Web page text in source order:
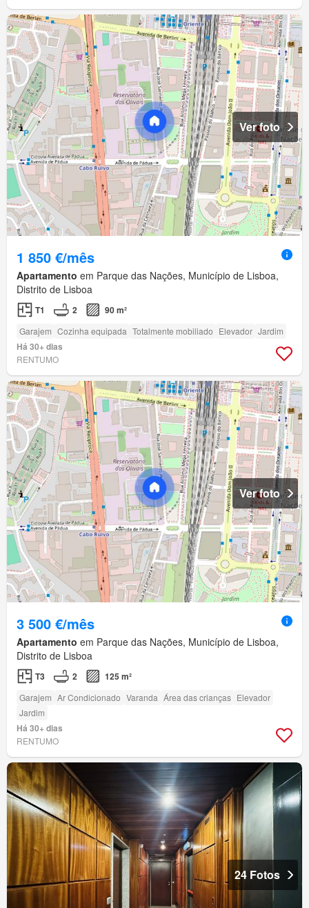
Ver foto
1 850 €/mês
Apartamento em Parque das Nações, Município de Lisboa,
Distrito de Lisboa
T1 2 90 m²
Garajem Cozinha equipada Totalmente mobiliado Elevador Jardim
Há 30+ dias
RENTUMO
Ver foto
3 500 €/mês
Apartamento em Parque das Nações, Município de Lisboa,
Distrito de Lisboa
T3 2 125 m²
Garajem Ar Condicionado Varanda Área das crianças Elevador
Jardim
Há 30+ dias
RENTUMO
24 Fotos